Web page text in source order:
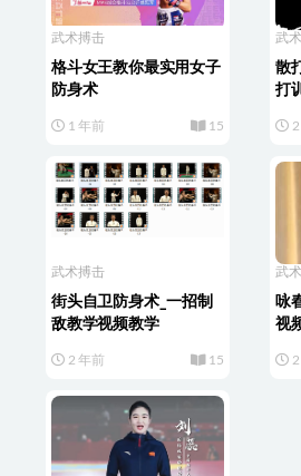
武术搏击
格斗女王教你最实用女子
防身术
1 年前 15
武
散
打
2
武术搏击
街头自卫防身术_一招制
敌教学视频教学
2 年前 15
武
咏
视
2